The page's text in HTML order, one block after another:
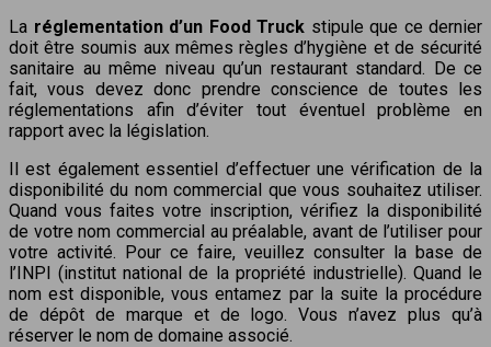
La réglementation d’un Food Truck stipule que ce dernier
doit être soumis aux mêmes règles d’hygiène et de sécurité
sanitaire au même niveau qu’un restaurant standard. De ce
fait, vous devez donc prendre conscience de toutes les
réglementations afin d’éviter tout éventuel problème en
rapport avec la législation.
Il est également essentiel d’effectuer une vérification de la
disponibilité du nom commercial que vous souhaitez utiliser.
Quand vous faites votre inscription, vérifiez la disponibilité
de votre nom commercial au préalable, avant de l’utiliser pour
votre activité. Pour ce faire, veuillez consulter la base de
l’INPI (institut national de la propriété industrielle). Quand le
nom est disponible, vous entamez par la suite la procédure
de dépôt de marque et de logo. Vous n’avez plus qu’à
réserver le nom de domaine associé.